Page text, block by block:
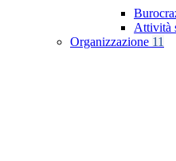
Attività
Organizzazione 11